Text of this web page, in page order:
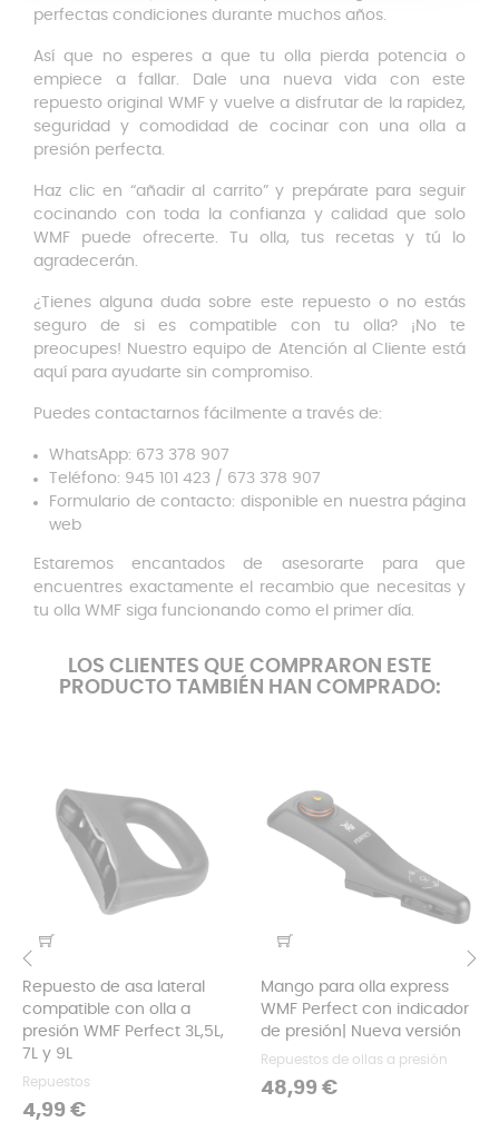
perfectas condiciones durante muchos años.
Así que no esperes a que tu olla pierda potencia o
empiece a fallar. Dale una nueva vida con este
repuesto original WMF y vuelve a disfrutar de la rapidez,
seguridad y comodidad de cocinar con una olla a
presión perfecta.
Haz clic en “añadir al carrito” y prepárate para seguir
cocinando con toda la confianza y calidad que solo
WMF puede ofrecerte. Tu olla, tus recetas y tú lo
agradecerán.
¿Tienes alguna duda sobre este repuesto o no estás
seguro de si es compatible con tu olla? ¡No te
preocupes! Nuestro equipo de Atención al Cliente está
aquí para ayudarte sin compromiso.
Puedes contactarnos fácilmente a través de:
WhatsApp: 673 378 907
Teléfono: 945 101 423 / 673 378 907
Formulario de contacto: disponible en nuestra página
web
Estaremos encantados de asesorarte para que
encuentres exactamente el recambio que necesitas y
tu olla WMF siga funcionando como el primer día.
LOS CLIENTES QUE COMPRARON ESTE
PRODUCTO TAMBIÉN HAN COMPRADO:
Repuesto de asa lateral
compatible con olla a
presión WMF Perfect 3L,5L,
7L y 9L
Repuestos
Precio
4,99 €
Mango para olla express
WMF Perfect con indicador
de presión| Nueva versión
Repuestos de ollas a presión
Precio
48,99 €
‹